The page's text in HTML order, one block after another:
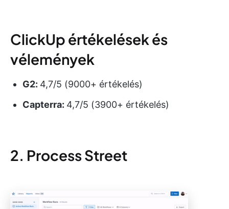
ClickUp értékelések és
vélemények
G2: 4,7/5 (9000+ értékelés)
Capterra: 4,7/5 (3900+ értékelés)
2. Process Street